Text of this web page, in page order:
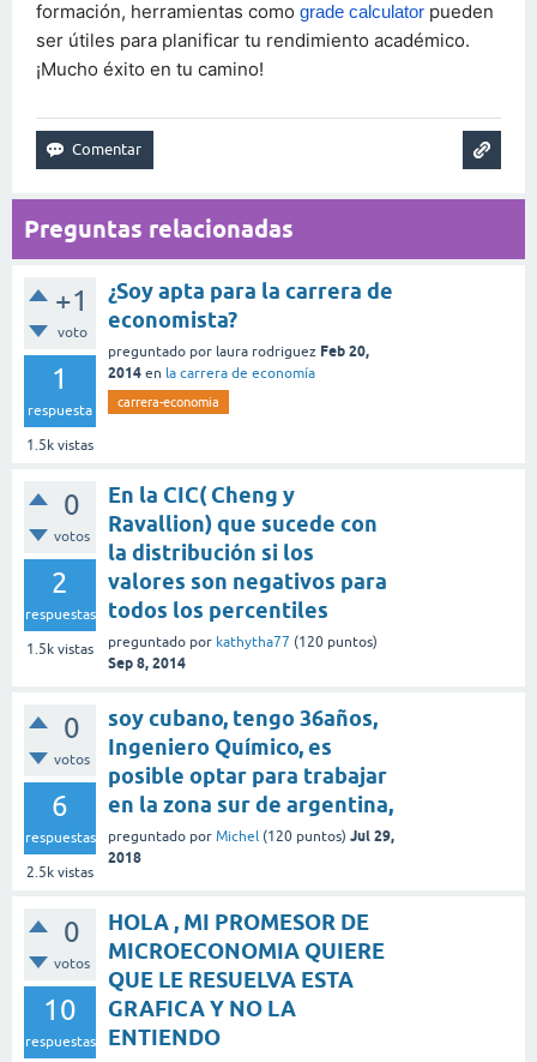
formación, herramientas como grade calculator pueden
ser útiles para planificar tu rendimiento académico.
¡Mucho éxito en tu camino!
Preguntas relacionadas
+1
voto
1
respuesta
1.5k vistas
¿Soy apta para la carrera de
economista?
preguntado por laura rodriguez Feb 20,
2014 en la carrera de economía
carrera-economia
0
votos
2
respuestas
1.5k vistas
En la CIC( Cheng y
Ravallion) que sucede con
la distribución si los
valores son negativos para
todos los percentiles
preguntado por kathytha77 (120 puntos)
Sep 8, 2014
0
votos
6
respuestas
2.5k vistas
soy cubano, tengo 36años,
Ingeniero Químico, es
posible optar para trabajar
en la zona sur de argentina,
preguntado por Michel (120 puntos) Jul 29,
2018
0
votos
10
respuestas
HOLA , MI PROMESOR DE
MICROECONOMIA QUIERE
QUE LE RESUELVA ESTA
GRAFICA Y NO LA
ENTIENDO